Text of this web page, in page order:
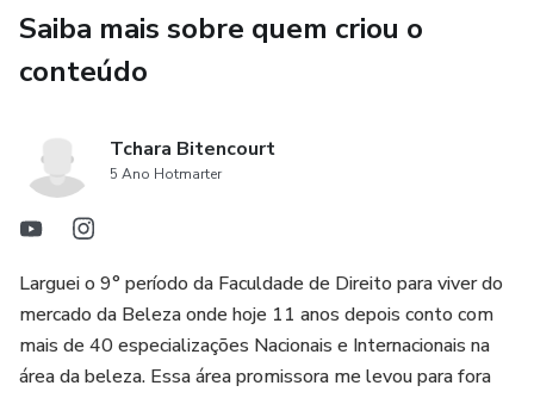
Saiba mais sobre quem criou o
conteúdo
Tchara Bitencourt
5 Ano Hotmarter
Larguei o 9° período da Faculdade de Direito para viver do
mercado da Beleza onde hoje 11 anos depois conto com
mais de 40 especializações Nacionais e Internacionais na
área da beleza. Essa área promissora me levou para fora